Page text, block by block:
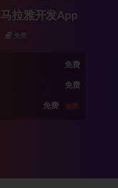
拉雅开发App
免费
免费
免费
免费 推荐